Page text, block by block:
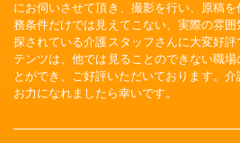
にお伺いさせて頂き、撮影を行い、原稿
務条件だけでは見えてこない、実際の雰
探されている介護スタッフさんに大変好
テンツは、他では見ることのできない職
とができ、ご好評いただいております。
お力になれましたら幸いです。